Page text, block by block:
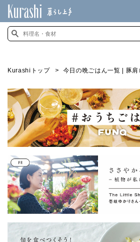
Kurashiトップ 今日の晩ごはん一覧 | 豚肩